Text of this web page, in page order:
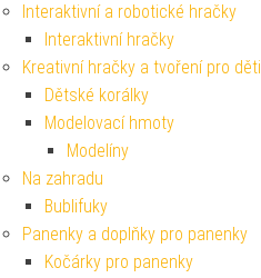
Interaktivní a robotické hračky
Interaktivní hračky
Kreativní hračky a tvoření pro děti
Dětské korálky
Modelovací hmoty
Modelíny
Na zahradu
Bublifuky
Panenky a doplňky pro panenky
Kočárky pro panenky